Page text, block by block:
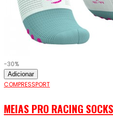
-30%
Adicionar
COMPRESSPORT
MEIAS PRO RACING